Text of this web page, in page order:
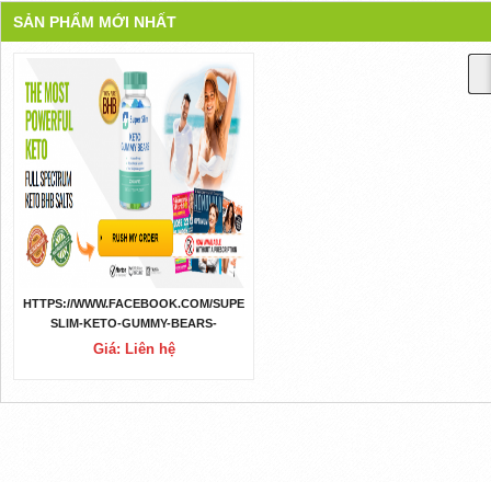
SẢN PHẨM MỚI NHẤT
HTTPS://WWW.FACEBOOK.COM/SUPER-
SLIM-KETO-GUMMY-BEARS-
101224929362988
Giá: Liên hệ